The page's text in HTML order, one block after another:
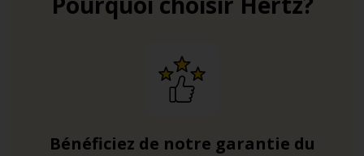
Bénéficiez de notre garantie du